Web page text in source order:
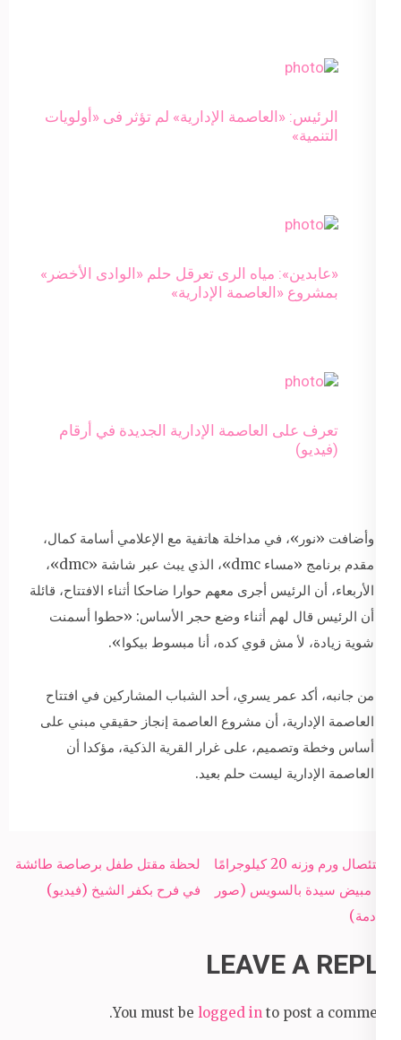
الرئيس: «العاصمة الإدارية» لم تؤثر فى «أولويات
التنمية»
«عابدين»: مياه الرى تعرقل حلم «الوادى الأخضر»
بمشروع «العاصمة الإدارية»
تعرف على العاصمة الإدارية الجديدة في أرقام
(فيديو)
وأضافت «نور»، في مداخلة هاتفية مع الإعلامي أسامة كمال،
مقدم برنامج «مساء dmc»، الذي يبث عبر شاشة «dmc»،
الأربعاء، أن الرئيس أجرى معهم حوارا ضاحكا أثناء الافتتاح، قائلة
أن الرئيس قال لهم أثناء وضع حجر الأساس: «حطوا أسمنت
شوية زيادة، لأ مش قوي كده، أنا مبسوط بيكوا».
من جانبه، أكد عمر يسري، أحد الشباب المشاركين في افتتاح
العاصمة الإدارية، أن مشروع العاصمة إنجاز حقيقي مبني على
أساس وخطة وتصميم، على غرار القرية الذكية، مؤكدا أن
العاصمة الإدارية ليست حلم بعيد.
Post
navigation
لحظة مقتل طفل برصاصة طائشة
في فرح بكفر الشيخ (فيديو)
استئصال ورم وزنه 20 كيلوجرامًا
من مبيض سيدة بالسويس (صور
صادمة)
LEAVE A REPLY
You must be logged in to post a comment.